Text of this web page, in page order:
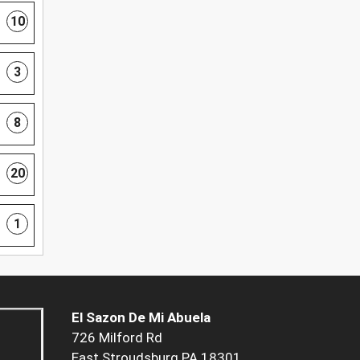
10
3
8
20
1
El Sazon De Mi Abuela
726 Milford Rd